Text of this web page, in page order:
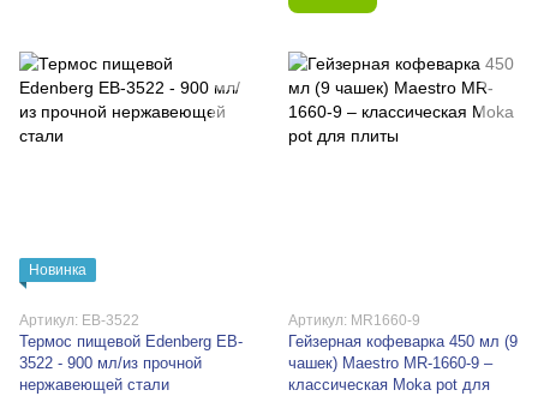
Новинка
Артикул: EB-3522
Термос пищевой Edenberg EB-
3522 - 900 мл/из прочной
нержавеющей стали
Артикул: MR1660-9
Гейзерная кофеварка 450 мл (9
чашек) Maestro MR-1660-9 –
классическая Moka pot для